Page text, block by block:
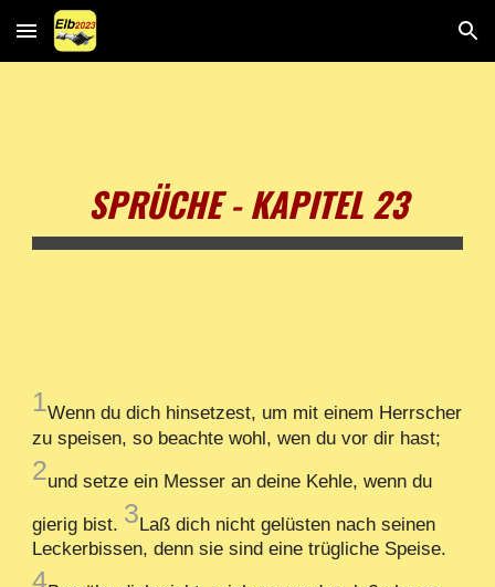
Skip to main content Skip to navigation
SPRÜCHE - KAPITEL 23
1Wenn du dich hinsetzest, um mit einem Herrscher
zu speisen, so beachte wohl, wen du vor dir hast;
2und setze ein Messer an deine Kehle, wenn du
gierig bist. 3Laß dich nicht gelüsten nach seinen
Leckerbissen, denn sie sind eine trügliche Speise.
4